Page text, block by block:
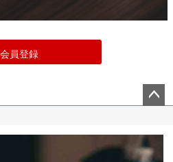
会員登録
ップ
へ